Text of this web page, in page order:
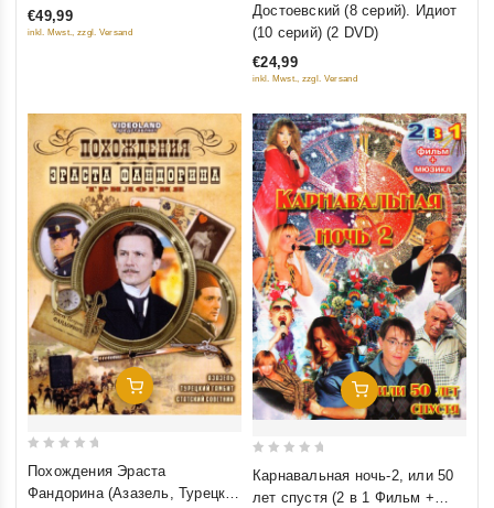
5
€49,99
inkl. Mwst., zzgl. Versand
out
5
Достоевский (8 серий). Идиот
(10 серий) (2 DVD)
€24,99
inkl. Mwst., zzgl. Versand
Добавить В Корзину
Похождения Эраста
Фандорина (Азазель, Турецкий
Добавить В Корзину
out
Карнавальная ночь-2, или 50
лет спустя (2 в 1 Фильм +